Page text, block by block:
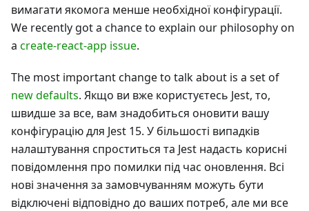
вимагати якомога менше необхідної конфігурації.
We recently got a chance to explain our philosophy on
a create-react-app issue.
The most important change to talk about is a set of
new defaults. Якщо ви вже користуєтесь Jest, то,
швидше за все, вам знадобиться оновити вашу
конфігурацію для Jest 15. У більшості випадків
налаштування спроститься та Jest надасть корисні
повідомлення про помилки під час оновлення. Всі
нові значення за замовчуванням можуть бути
відключені відповідно до ваших потреб, але ми все